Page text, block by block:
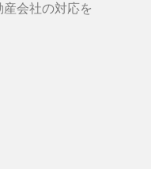
会社の対応を